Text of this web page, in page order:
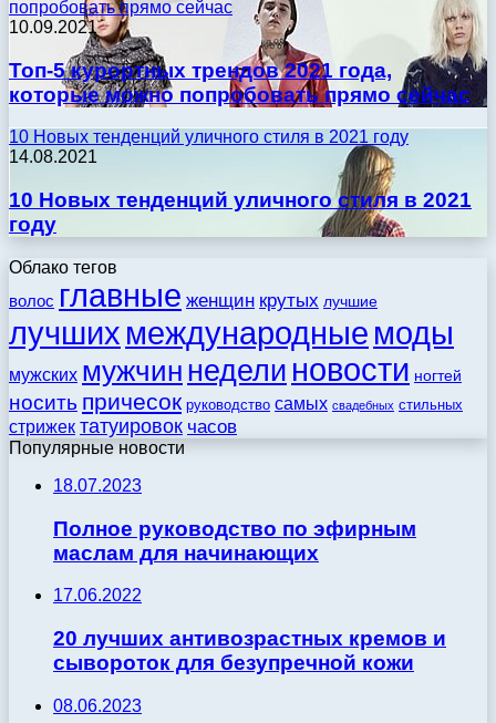
попробовать прямо сейчас
10.09.2021
Топ-5 курортных трендов 2021 года,
которые можно попробовать прямо сейчас
10 Новых тенденций уличного стиля в 2021 году
14.08.2021
10 Новых тенденций уличного стиля в 2021
году
Облако тегов
волос главные женщин крутых лучшие
лучших международные моды
мужских мужчин недели новости ногтей
носить причесок руководство самых свадебных стильных
стрижек татуировок часов
Популярные новости
18.07.2023
Полное руководство по эфирным
маслам для начинающих
17.06.2022
20 лучших антивозрастных кремов и
сывороток для безупречной кожи
08.06.2023